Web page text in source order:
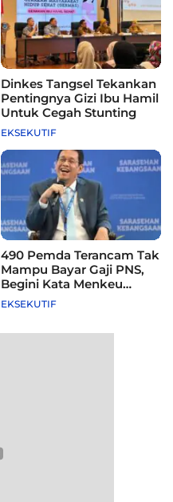
Dinkes Tangsel Tekankan
Pentingnya Gizi Ibu Hamil
Untuk Cegah Stunting
EKSEKUTIF
490 Pemda Terancam Tak
Mampu Bayar Gaji PNS,
Begini Kata Menkeu
Purbaya
EKSEKUTIF